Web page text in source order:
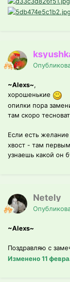
~Alexs~,
хорошенькие
опилки пора
там скоро
Если есть желание
хвост - там
узнаешь какой он
Netely
~Alexs~
Поздравляю с
Изменено11